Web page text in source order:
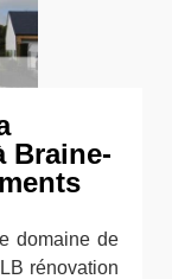
Braine-
domaine de
rénovation